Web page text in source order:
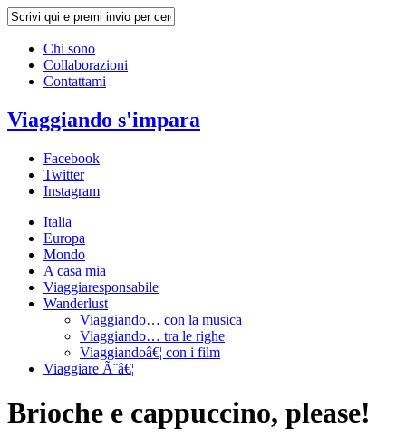
Chi sono
Collaborazioni
Contattami
Viaggiando s'impara
Facebook
Twitter
Instagram
Italia
Europa
Mondo
A casa mia
Viaggiaresponsabile
Wanderlust
Viaggiando… con la musica
Viaggiando… tra le righe
Viaggiandoâ€¦ con i film
Viaggiare Ã¨â€¦
Brioche e cappuccino, please!